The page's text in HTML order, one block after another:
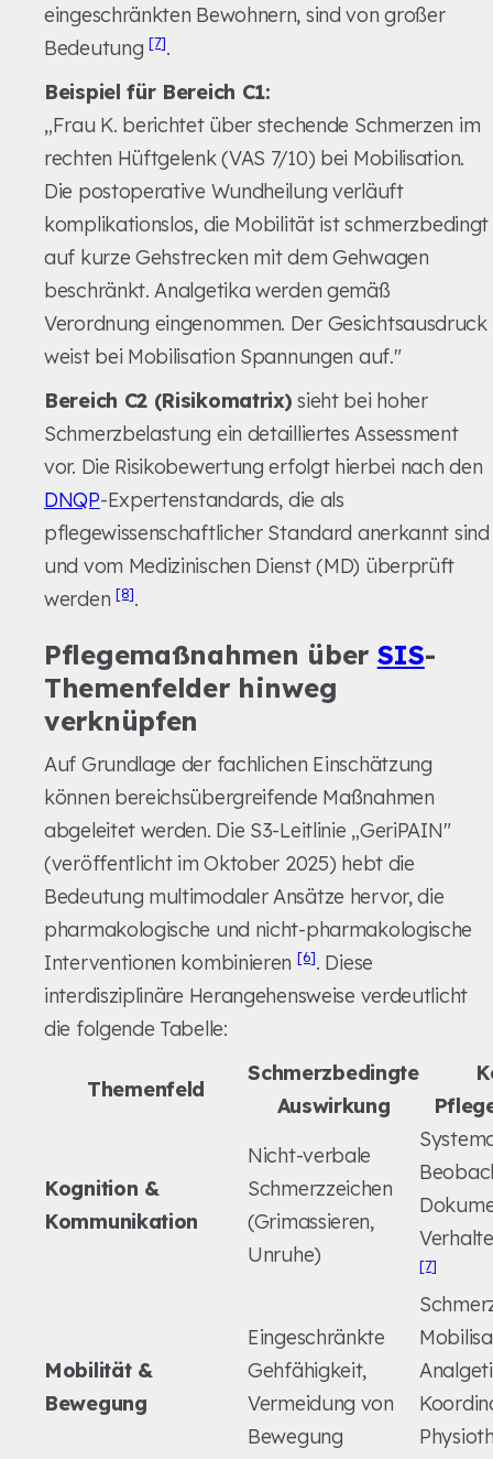
eingeschränkten Bewohnern, sind von großer
Bedeutung [7].
Beispiel für Bereich C1:
„Frau K. berichtet über stechende Schmerzen im
rechten Hüftgelenk (VAS 7/10) bei Mobilisation.
Die postoperative Wundheilung verläuft
komplikationslos, die Mobilität ist schmerzbedingt
auf kurze Gehstrecken mit dem Gehwagen
beschränkt. Analgetika werden gemäß
Verordnung eingenommen. Der Gesichtsausdruck
weist bei Mobilisation Spannungen auf."
Bereich C2 (Risikomatrix) sieht bei hoher
Schmerzbelastung ein detailliertes Assessment
vor. Die Risikobewertung erfolgt hierbei nach den
DNQP-Expertenstandards, die als
pflegewissenschaftlicher Standard anerkannt sind
und vom Medizinischen Dienst (MD) überprüft
werden [8].
Pflegemaßnahmen über SIS-
Themenfelder hinweg
verknüpfen
Auf Grundlage der fachlichen Einschätzung
können bereichsübergreifende Maßnahmen
abgeleitet werden. Die S3-Leitlinie „GeriPAIN"
(veröffentlicht im Oktober 2025) hebt die
Bedeutung multimodaler Ansätze hervor, die
pharmakologische und nicht-pharmakologische
Interventionen kombinieren [6]. Diese
interdisziplinäre Herangehensweise verdeutlicht
die folgende Tabelle:
Themenfeld
Schmerzbedingte
Auswirkung
Kognition &
Kommunikation
Nicht-verbale
Schmerzzeichen
(Grimassieren,
Unruhe)
[7]
Mobilität &
Bewegung
Eingeschränkte
Gehfähigkeit,
Vermeidung von
Bewegung